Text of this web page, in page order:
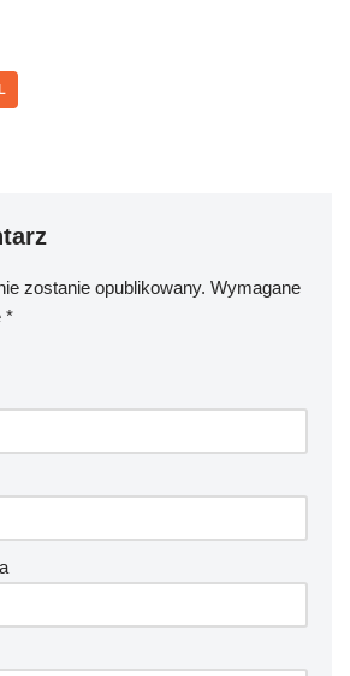
zostanie opublikowany. Wymagane
*